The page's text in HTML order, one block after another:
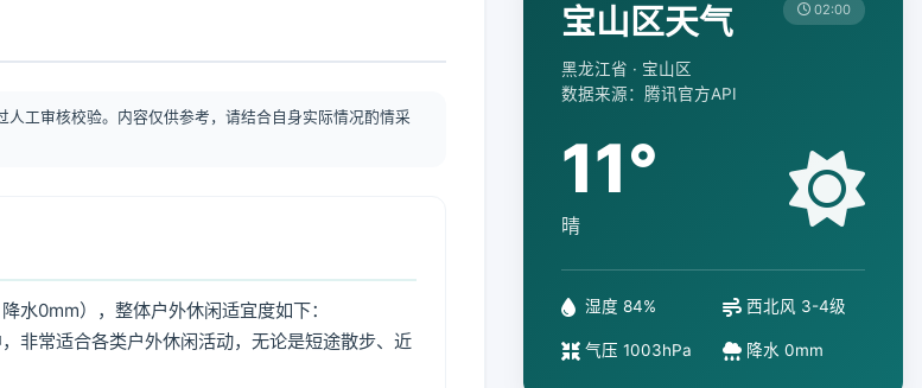
工审核校验。内容仅供参考，请结合自身实际情况酌情采
0mm），整体户外休闲适宜度如下：
非常适合各类户外休闲活动，无论是短途散步、近
宝山区天气
黑龙江省 · 宝山区
数据来源：腾讯官方API
02:00
11°
晴
湿度 84% 西北风 3-4级
气压 1003hPa 降水 0mm